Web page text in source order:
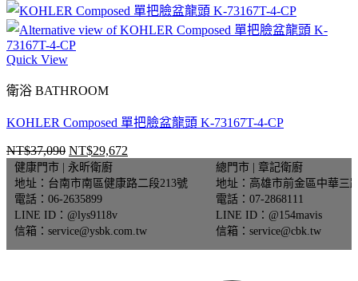
價
格：
NT$46,510。
價
格：
Quick View
衛浴 BATHROOM
KOHLER Composed 單把臉盆龍頭 K-73167T-4-CP
NT$37,090 原
始
價
格：
NT$37,090。
NT$29,672目
價
NT$29,672。
健康門市 | 永昕衛廚
地址：台南市南區健康路二段213號
電話：06-2635899
LINE ID：@lys9118v
信箱：service@ysbk.com.tw
總門市 | 章記衛廚
地址：高雄市前金區中華三
電話：07-2868111
LINE ID：@154mavis
信箱：service@cbk.tw